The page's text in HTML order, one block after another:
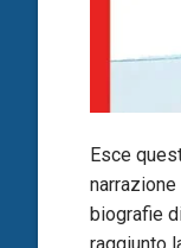
Esce
biografie